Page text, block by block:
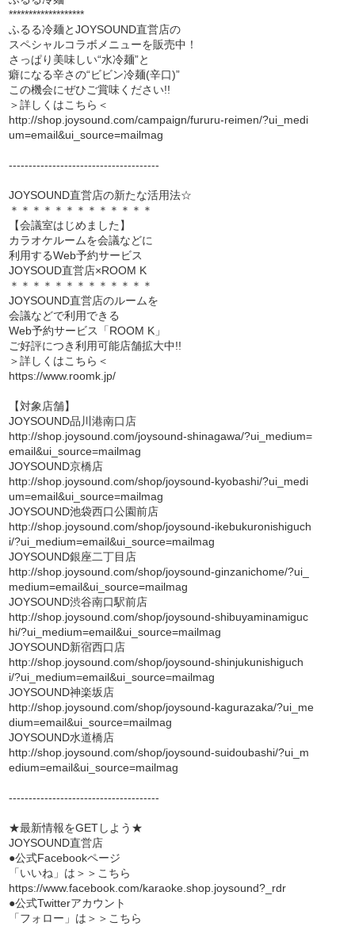
*******************
ふるる冷麺とJOYSOUND直営店の
スペシャルコラボメニューを販売中！
さっぱり美味しい“水冷麺”と
癖になる辛さの“ビビン冷麺(辛口)”
この機会にぜひご賞味ください!!
＞詳しくはこちら＜
http://shop.joysound.com/campaign/fururu-reimen/?ui_medi
um=email&ui_source=mailmag
--------------------------------------
JOYSOUND直営店の新たな活用法☆
＊＊＊＊＊＊＊＊＊＊＊＊＊
【会議室はじめました】
カラオケルームを会議などに
利用するWeb予約サービス
JOYSOUD直営店×ROOM K
＊＊＊＊＊＊＊＊＊＊＊＊＊
JOYSOUND直営店のルームを
会議などで利用できる
Web予約サービス「ROOM K」
ご好評につき利用可能店舗拡大中!!
＞詳しくはこちら＜
https://www.roomk.jp/
【対象店舗】
JOYSOUND品川港南口店
http://shop.joysound.com/joysound-shinagawa/?ui_medium=
email&ui_source=mailmag
JOYSOUND京橋店
http://shop.joysound.com/shop/joysound-kyobashi/?ui_medi
um=email&ui_source=mailmag
JOYSOUND池袋西口公園前店
http://shop.joysound.com/shop/joysound-ikebukuronishiguch
i/?ui_medium=email&ui_source=mailmag
JOYSOUND銀座二丁目店
http://shop.joysound.com/shop/joysound-ginzanichome/?ui_
medium=email&ui_source=mailmag
JOYSOUND渋谷南口駅前店
http://shop.joysound.com/shop/joysound-shibuyaminamiguc
hi/?ui_medium=email&ui_source=mailmag
JOYSOUND新宿西口店
http://shop.joysound.com/shop/joysound-shinjukunishiguch
i/?ui_medium=email&ui_source=mailmag
JOYSOUND神楽坂店
http://shop.joysound.com/shop/joysound-kagurazaka/?ui_me
dium=email&ui_source=mailmag
JOYSOUND水道橋店
http://shop.joysound.com/shop/joysound-suidoubashi/?ui_m
edium=email&ui_source=mailmag
--------------------------------------
★最新情報をGETしよう★
JOYSOUND直営店
●公式Facebookページ
「いいね」は＞＞こちら
https://www.facebook.com/karaoke.shop.joysound?_rdr
●公式Twitterアカウント
「フォロー」は＞＞こちら